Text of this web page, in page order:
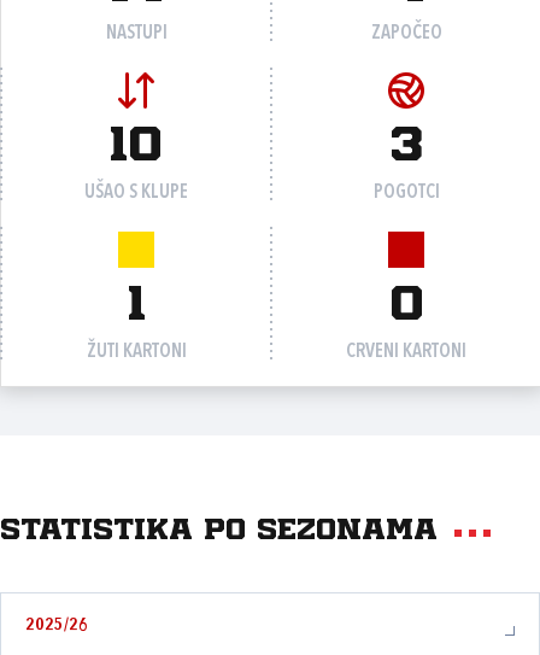
NASTUPI ZAPOČEO
10
UŠAO S KLUPE
3
POGOTCI
1
ŽUTI KARTONI
0
CRVENI KARTONI
Statistika po sezonama
2025/26